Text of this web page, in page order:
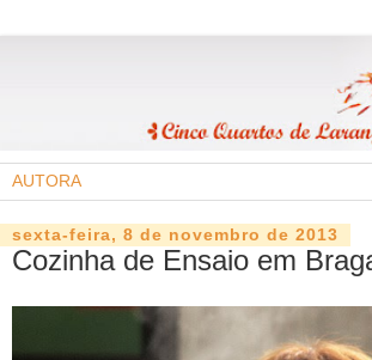
sexta-feira, 8 de novembro de 2013
Cozinha de Ensaio em